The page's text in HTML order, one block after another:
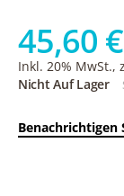
45,60 €
Inkl. 20% MwSt.,
Nicht Auf Lager
Benachrichtigen